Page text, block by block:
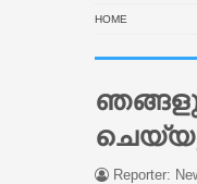
HOME
Reporter: